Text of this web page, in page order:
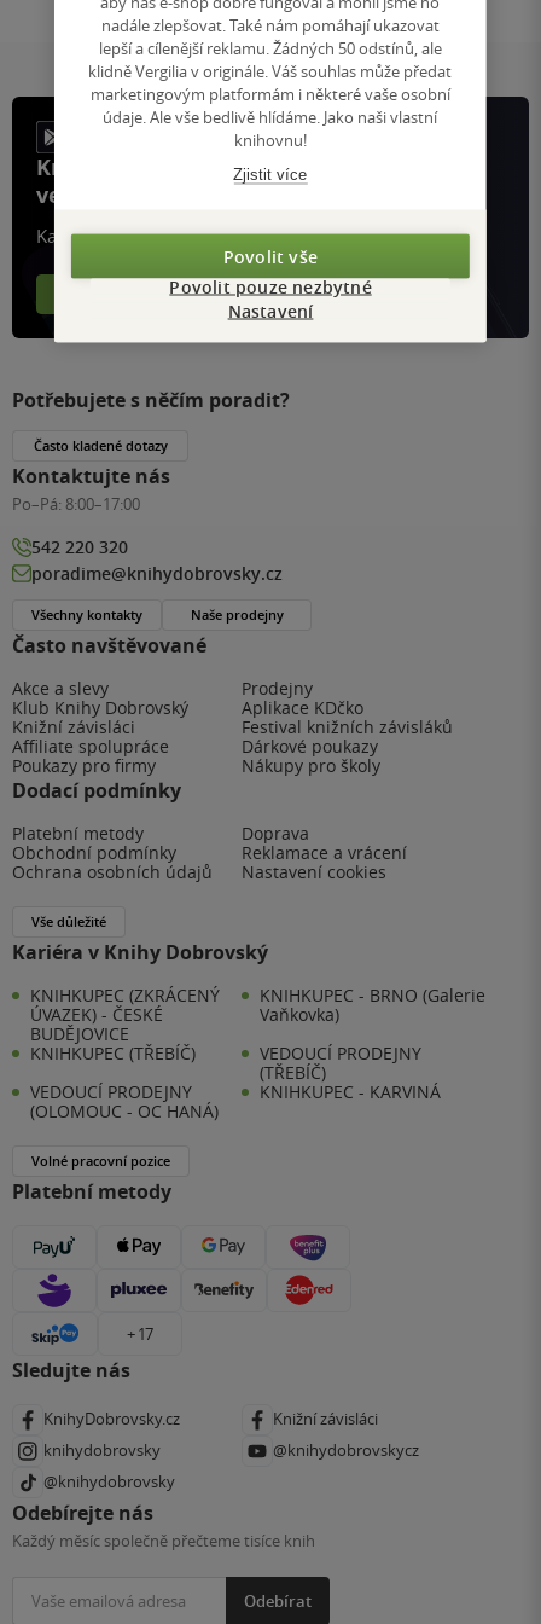
Knihy, recenze a klubové výhody
ve vaší kapse a naší appce KDčko
Každý měsíc společně přečteme tisíce knih
Více o klubu
Často navštěvované
Akce a slevy
Prodejny
Klub Knihy Dobrovský
Aplikace KDčko
Knižní závisláci
Festival knižních závisláků
Affiliate spolupráce
Dárkové poukazy
Poukazy pro firmy
Nákupy pro školy
Dodací podmínky
Platební metody
Doprava
Obchodní podmínky
Reklamace a vrácení
Ochrana osobních údajů
Nastavení cookies
Vše důležité
Kariéra v Knihy Dobrovský
KNIHKUPEC (ZKRÁCENÝ
ÚVAZEK) - ČESKÉ
BUDĚJOVICE
KNIHKUPEC - BRNO (Galerie
Vaňkovka)
KNIHKUPEC (TŘEBÍČ)
VEDOUCÍ PRODEJNY
(TŘEBÍČ)
VEDOUCÍ PRODEJNY
(OLOMOUC - OC HANÁ)
KNIHKUPEC - KARVINÁ
Volné pracovní pozice
Platební metody
+ 17
Sledujte nás
KnihyDobrovsky.cz
Knižní závisláci
knihydobrovsky
@knihydobrovskycz
@knihydobrovsky
Odebírejte nás
Každý měsíc společně přečteme tisíce knih
Odebírat
Potřebujete s něčím poradit?
Často kladené dotazy
Kontaktujte nás
Po–Pá: 8:00–17:00
542 220 320
poradime@knihydobrovsky.cz
Všechny kontakty Naše prodejny
nadále zlepšovat. Také nám pomáhají ukazovat
lepší a cílenější reklamu. Žádných 50 odstínů, ale
klidně Vergilia v originále. Váš souhlas může předat
marketingovým platformám i některé vaše osobní
údaje. Ale vše bedlivě hlídáme. Jako naši vlastní
knihovnu!
Zjistit více
Povolit vše
Povolit pouze nezbytné
Nastavení